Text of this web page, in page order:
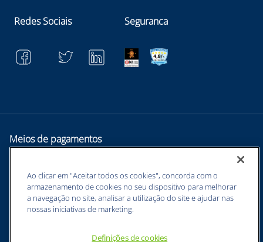
Redes Sociais Seguranca
Meios de pagamentos
Ao clicar em "Aceitar todos os cookies", concorda com o
armazenamento de cookies no seu dispositivo para melhorar
a navegação no site, analisar a utilização do site e ajudar nas
nossas iniciativas de marketing.
Definições de cookies